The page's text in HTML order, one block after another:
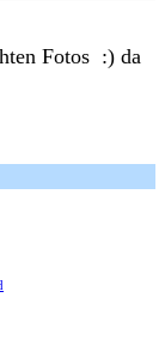
Fotos :) da